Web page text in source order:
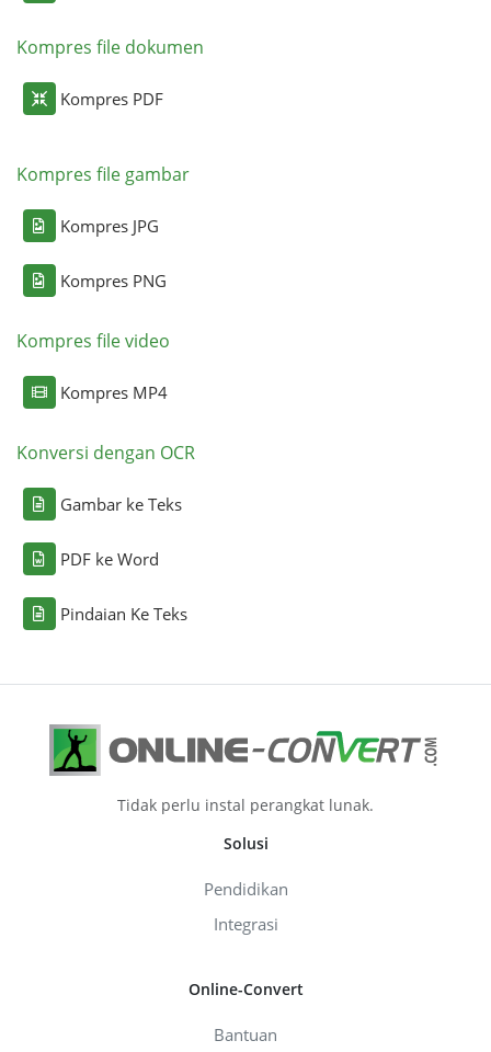
Kompres file dokumen
Kompres PDF
Kompres file gambar
Kompres JPG
Kompres PNG
Kompres file video
Kompres MP4
Konversi dengan OCR
Gambar ke Teks
PDF ke Word
Pindaian Ke Teks
Tidak perlu instal perangkat lunak.
Solusi
Pendidikan
Integrasi
Online-Convert
Bantuan